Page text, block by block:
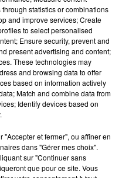
aide pour les Jeunes
19h45
19h45
statistics or combinations
and improve services; Create
to select personalised
Ensure security, prevent and
present advertising and content;
These technologies may
and browsing data to offer
based on information actively
Match and combine data from
Identify devices based on
et fermer", ou affiner en
dans "Gérer mes choix".
sur "Continuer sans
que pour ce site. Vous